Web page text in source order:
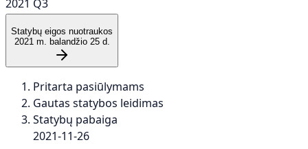
2021 Q3
Statybų eigos nuotraukos
2021 m. balandžio 25 d.
Pritarta pasiūlymams
Gautas statybos leidimas
Statybų pabaiga
2021-11-26